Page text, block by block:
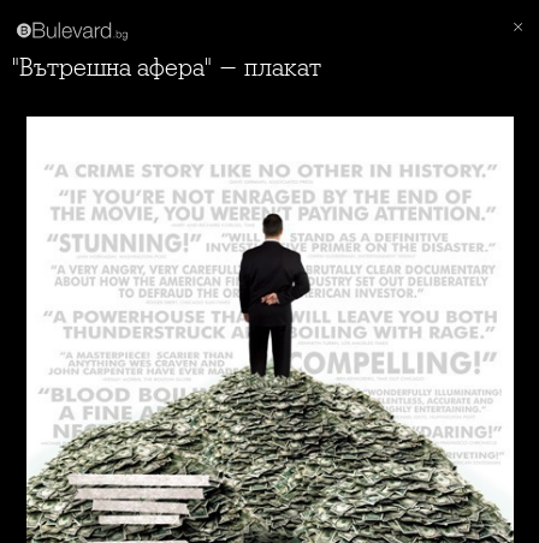
"Вътрешна афера" - плакат